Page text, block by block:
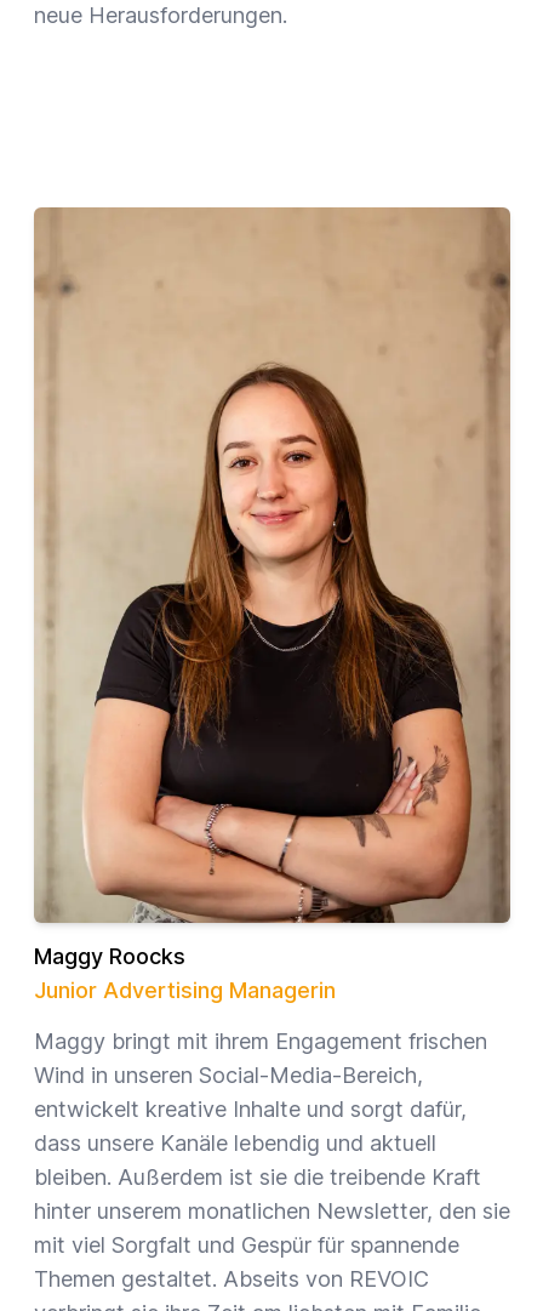
neue Herausforderungen.
Maggy Roocks
Junior Advertising Managerin
Maggy bringt mit ihrem Engagement frischen
Wind in unseren Social-Media-Bereich,
entwickelt kreative Inhalte und sorgt dafür,
dass unsere Kanäle lebendig und aktuell
bleiben. Außerdem ist sie die treibende Kraft
hinter unserem monatlichen Newsletter, den sie
mit viel Sorgfalt und Gespür für spannende
Themen gestaltet. Abseits von REVOIC